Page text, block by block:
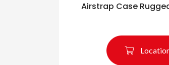
Airstrap Case